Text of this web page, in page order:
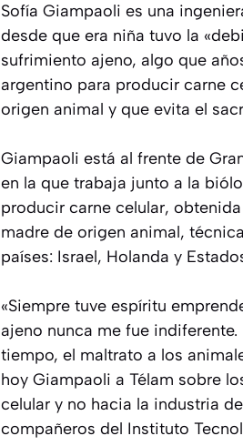
Sofía Giampaoli es una
desde que era niña tuvo la
sufrimiento ajeno, algo que
argentino para producir carne
origen animal y que evita el
Giampaoli está al frente de
en la que trabaja junto a la
producir carne celular,
madre de origen animal,
países: Israel, Holanda y
«Siempre tuve espíritu
ajeno nunca me fue
tiempo, el maltrato a los
hoy Giampaoli a Télam sobre
celular y no hacia la industria
compañeros del Instituto